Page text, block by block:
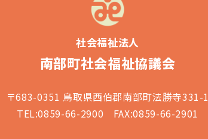
社会福祉法人
南部町社会福祉協議会
〒683-0351 鳥取県西伯郡南部町法勝寺331-1
TEL:0859-66-2900 FAX:0859-66-2901